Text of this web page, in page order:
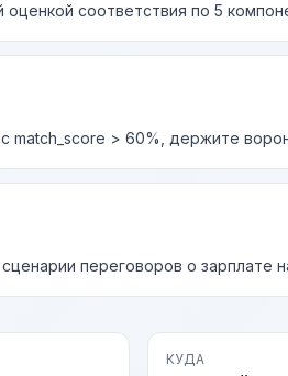
соответствия по 5
match_score > 60%, держите
переговоров о зарплате
КУДА